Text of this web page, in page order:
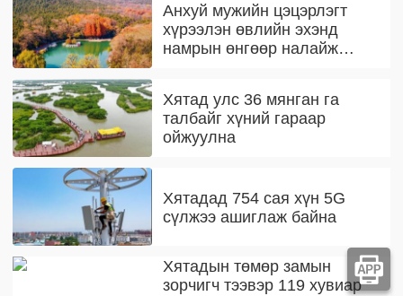
Анхуй мужийн цэцэрлэгт
хүрээлэн өвлийн эхэнд
намрын өнгөөр налайж
Хятад улс 36 мянган га
талбайг хүний гараар
ойжуулна
Хятадад 754 сая хүн 5G
сүлжээ ашиглаж байна
Хятадын төмөр замын
зорчигч тээвэр 119 хувиар